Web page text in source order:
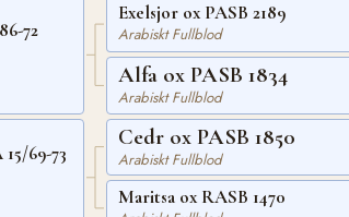
72
69-73
Exelsjor ox PASB 2189
Arabiskt Fullblod
Alfa ox PASB 1834
Arabiskt Fullblod
Cedr ox PASB 1850
Arabiskt Fullblod
Maritsa ox RASB 1470